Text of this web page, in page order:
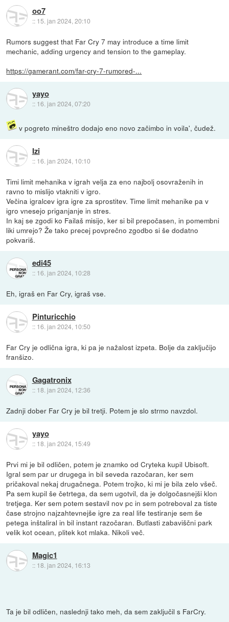
oo7
:: 15. jan 2024, 20:10
Rumors suggest that Far Cry 7 may introduce a time limit
mechanic, adding urgency and tension to the gameplay.
https://gamerant.com/far-cry-7-rumored-...
yayo
:: 16. jan 2024, 07:20
v pogreto mineštro dodajo eno novo začimbo in voila', čudež.
Izi
:: 16. jan 2024, 10:10
Timi limit mehanika v igrah velja za eno najbolj osovraženih in
ravno to mislijo vtakniti v igro.
Večina igralcev igra igre za sprostitev. Time limit mehanike pa v
igro vnesejo priganjanje in stres.
In kaj se zgodi ko Failaš misijo, ker si bil prepočasen, in pomembni
liki umrejo? Že tako precej povprečno zgodbo si še dodatno
pokvariš.
edi45
:: 16. jan 2024, 10:28
Eh, igraš en Far Cry, igraš vse.
Pinturicchio
:: 16. jan 2024, 10:50
Far Cry je odlična igra, ki pa je nažalost izpeta. Bolje da zaključijo
franšizo.
Gagatronix
:: 18. jan 2024, 12:36
Zadnji dober Far Cry je bil tretji. Potem je slo strmo navzdol.
yayo
:: 18. jan 2024, 15:49
Prvi mi je bil odličen, potem je znamko od Cryteka kupil Ubisoft.
Igral sem par ur drugega in bil seveda razočaran, ker sem
pričakoval nekaj drugačnega. Potem trojko, ki mi je bila zelo všeč.
Pa sem kupil še četrtega, da sem ugotvil, da je dolgočasnejši klon
tretjega. Ker sem potem sestavil nov pc in sem potreboval za tiste
čase strojno najzahtevnejše igre za real life testiranje sem še
petega inštaliral in bil instant razočaran. Butlasti zabaviščni park
velik kot ocean, plitek kot mlaka. Nikoli več.
Magic1
:: 18. jan 2024, 16:13
Ta je bil odličen, naslednji tako meh, da sem zaključil s FarCry.